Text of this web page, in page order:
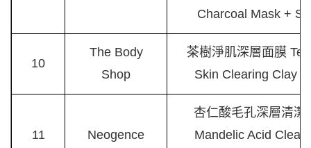
Charcoal Mask +
10
The Body
Shop
茶樹淨肌深層面膜
Skin Clearing Clay
11 Neogence
杏仁酸毛孔深層清潔
Mandelic Acid